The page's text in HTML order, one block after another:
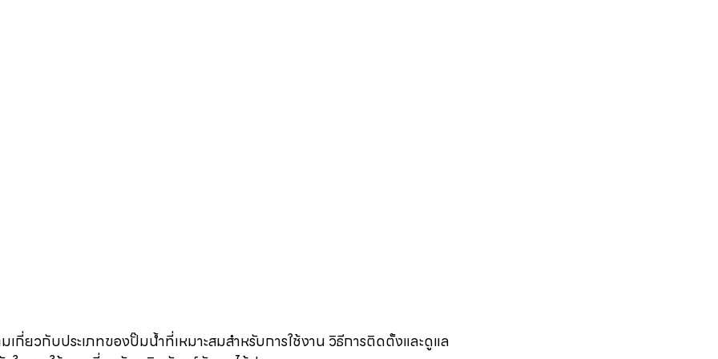
เกี่ยวกับประเภทของปั๊มน้ำที่เหมาะสมสำหรับการใช้งาน วิธีการติดตั้งและดูแล